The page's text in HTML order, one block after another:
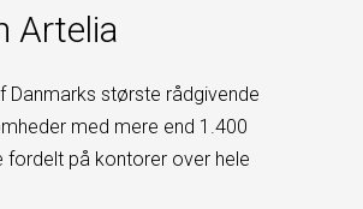
Artelia
Danmarks største rådgivende
med mere end 1.400
fordelt på kontorer over hele